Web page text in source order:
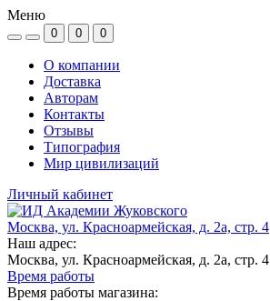
Меню
0 0 0
О компании
Доставка
Авторам
Контакты
Отзывы
Типография
Мир цивилизаций
Личный кабинет
Москва, ул. Красноармейская, д. 2а, стр. 4
Наш адрес:
Москва, ул. Красноармейская, д. 2а, стр. 4
Время работы
Время работы магазина: